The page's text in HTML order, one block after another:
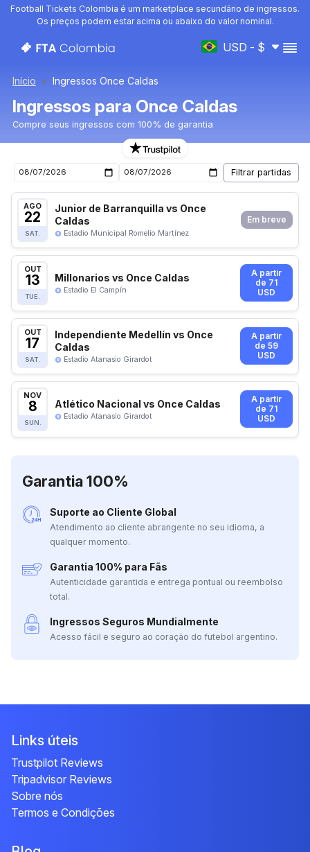
Football Tickets Colombia é um marketplace secundário de ingressos.
Os preços podem estar acima ou abaixo do valor nominal.
USD - $
Início Ingressos Once Caldas
Ingressos para Once Caldas
Compre seus ingressos com 100% de garantia
Ingressos para o próximo jogo de Once Caldas
AGO
22
SAT.
Junior de Barranquilla vs Once
Caldas
Estadio Municipal Romelio Martínez
Em breve
OUT
13
TUE.
Millonarios vs Once Caldas
Estadio El Campín
A partir
de 71
USD
OUT
17
SAT.
Independiente Medellín vs Once
Caldas
Estadio Atanasio Girardot
A partir
de 59
USD
NOV
8
SUN.
Atlético Nacional vs Once Caldas
Estadio Atanasio Girardot
A partir
de 71
USD
Garantia 100%
Suporte ao Cliente Global
Atendimento ao cliente abrangente no seu idioma, a
qualquer momento.
Garantia 100% para Fãs
Autenticidade garantida e entrega pontual ou reembolso
total.
Ingressos Seguros Mundialmente
Acesso fácil e seguro ao coração do futebol argentino.
Links úteis
Trustpilot Reviews
Tripadvisor Reviews
Sobre nós
Termos e Condições